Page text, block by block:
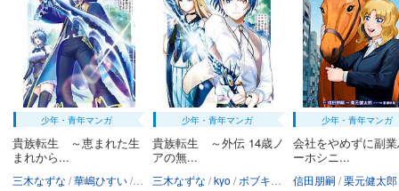
会社をやめて馬主やります！ ― アキコノユメヲ ― 42
110円 (税込)
カート
試し読み
あらすじを表示する
会社をやめて馬主やります！ ― アキコノユメヲ ― 43
カート
少年・青年マンガ
貴族転生 ～恵まれた生
まれから...
三木なずな 華嶋ひすい 栗元健太郎
少年・青年マンガ
貴族転生 ～外伝 14歳ノ
アの無...
三木なずな kyo ボブキャ 栗元健太郎
少年・青年マンガ
会社をやめずに副
ーホシニ...
信田朋嗣 栗元健太郎